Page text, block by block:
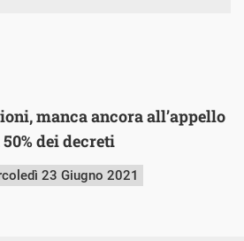
manca ancora all’appello
dei decreti
23 Giugno 2021